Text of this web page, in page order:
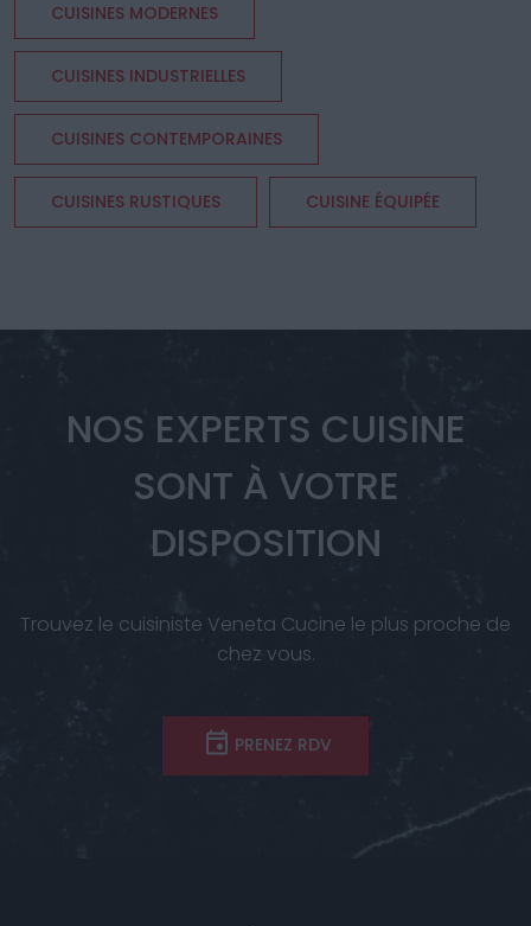
CUISINES MODERNES
CUISINES INDUSTRIELLES
CUISINES CONTEMPORAINES
CUISINES RUSTIQUES CUISINE ÉQUIPÉE
NOS EXPERTS CUISINE
SONT À VOTRE
DISPOSITION
Trouvez le cuisiniste Veneta Cucine le plus proche de
chez vous.
PRENEZ RDV